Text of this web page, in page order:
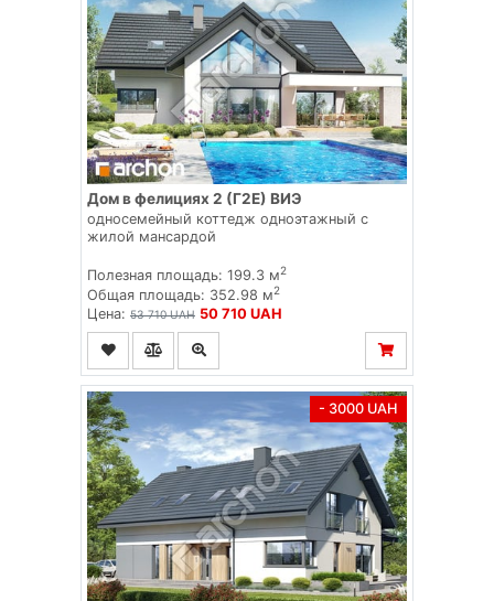
Дом в фелициях 2 (Г2Е) ВИЭ
односемейный коттедж одноэтажный с
жилой мансардой
Полезная площадь: 199.3 м2
Общая площадь: 352.98 м2
Цена: 53 710 UAH 50 710 UAH
- 3000 UAH